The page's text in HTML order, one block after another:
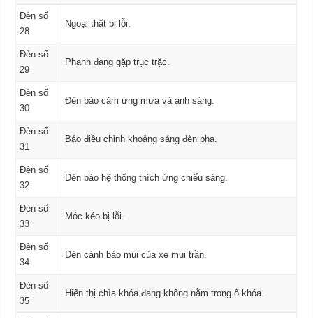
Đèn số
28
Ngoại thất bị lỗi.
Đèn số
29
Phanh đang gặp trục trặc.
Đèn số
30
Đèn báo cảm ứng mưa và ánh sáng.
Đèn số
31
Báo điều chỉnh khoảng sáng đèn pha.
Đèn số
32
Đèn báo hệ thống thích ứng chiếu sáng.
Đèn số
33
Móc kéo bị lỗi.
Đèn số
34
Đèn cảnh báo mui của xe mui trần.
Đèn số
35
Hiển thị chìa khóa đang không nằm trong ổ khóa.